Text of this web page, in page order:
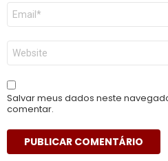
E-
mail
*
Site
Salvar meus dados neste
comentar.